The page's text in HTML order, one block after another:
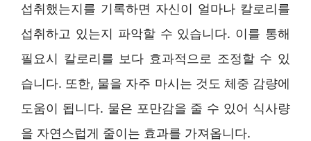
섭취했는지를 기록하면 자신이 얼마나 칼로리를
섭취하고 있는지 파악할 수 있습니다. 이를 통해
필요시 칼로리를 보다 효과적으로 조정할 수 있
습니다. 또한, 물을 자주 마시는 것도 체중 감량에
도움이 됩니다. 물은 포만감을 줄 수 있어 식사량
을 자연스럽게 줄이는 효과를 가져옵니다.